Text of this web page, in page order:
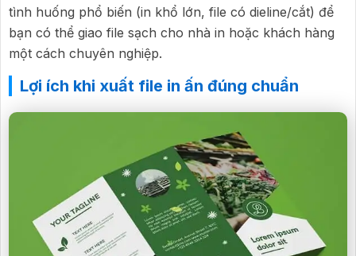
tình huống phổ biến (in khổ lớn, file có dieline/cắt) để
bạn có thể giao file sạch cho nhà in hoặc khách hàng
một cách chuyên nghiệp.
Lợi ích khi xuất file in ấn đúng chuẩn